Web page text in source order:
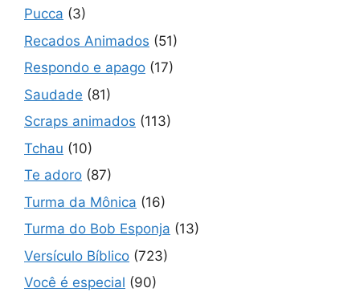
Pucca (3)
Recados Animados (51)
Respondo e apago (17)
Saudade (81)
Scraps animados (113)
Tchau (10)
Te adoro (87)
Turma da Mônica (16)
Turma do Bob Esponja (13)
Versículo Bíblico (723)
Você é especial (90)